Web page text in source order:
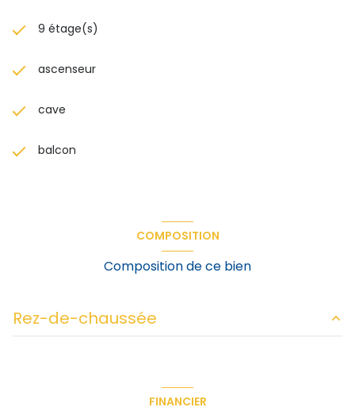
9 étage(s)
ascenseur
cave
balcon
COMPOSITION
Composition de ce bien
Rez-de-chaussée
FINANCIER